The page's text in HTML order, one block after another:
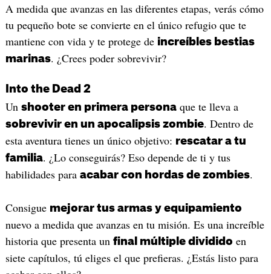
A medida que avanzas en las diferentes etapas, verás cómo
tu pequeño bote se convierte en el único refugio que te
mantiene con vida y te protege de increíbles bestias
marinas. ¿Crees poder sobrevivir?
Into the Dead 2
Un shooter en primera personaque te lleva a
sobrevivir en un apocalipsis zombie. Dentro de
esta aventura tienes un único objetivo: rescatar a tu
familia. ¿Lo conseguirás? Eso depende de ti y tus
habilidades para acabar con hordas de zombies.
Consigue mejorar tus armas y equipamiento
nuevo a medida que avanzas en tu misión. Es una increíble
historia que presenta un final múltiple dividido en
siete capítulos, tú eliges el que prefieras. ¿Estás listo para